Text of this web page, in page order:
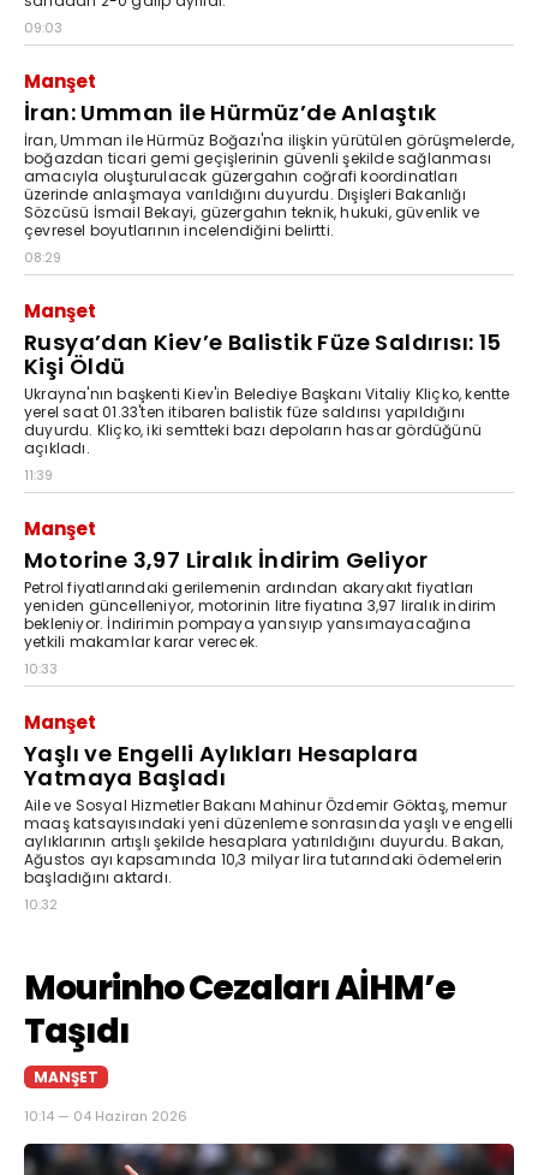
09:03
Manşet
İran: Umman ile Hürmüz’de Anlaştık
İran, Umman ile Hürmüz Boğazı'na ilişkin yürütülen görüşmelerde,
boğazdan ticari gemi geçişlerinin güvenli şekilde sağlanması
amacıyla oluşturulacak güzergahın coğrafi koordinatları
üzerinde anlaşmaya varıldığını duyurdu. Dışişleri Bakanlığı
Sözcüsü İsmail Bekayi, güzergahın teknik, hukuki, güvenlik ve
çevresel boyutlarının incelendiğini belirtti.
08:29
Manşet
Rusya’dan Kiev’e Balistik Füze Saldırısı: 15
Kişi Öldü
Ukrayna'nın başkenti Kiev'in Belediye Başkanı Vitaliy Kliçko, kentte
yerel saat 01.33'ten itibaren balistik füze saldırısı yapıldığını
duyurdu. Kliçko, iki semtteki bazı depoların hasar gördüğünü
açıkladı.
11:39
Manşet
Motorine 3,97 Liralık İndirim Geliyor
Petrol fiyatlarındaki gerilemenin ardından akaryakıt fiyatları
yeniden güncelleniyor, motorinin litre fiyatına 3,97 liralık indirim
bekleniyor. İndirimin pompaya yansıyıp yansımayacağına
yetkili makamlar karar verecek.
10:33
Manşet
Yaşlı ve Engelli Aylıkları Hesaplara
Yatmaya Başladı
Aile ve Sosyal Hizmetler Bakanı Mahinur Özdemir Göktaş, memur
maaş katsayısındaki yeni düzenleme sonrasında yaşlı ve engelli
aylıklarının artışlı şekilde hesaplara yatırıldığını duyurdu. Bakan,
Ağustos ayı kapsamında 10,3 milyar lira tutarındaki ödemelerin
başladığını aktardı.
10:32